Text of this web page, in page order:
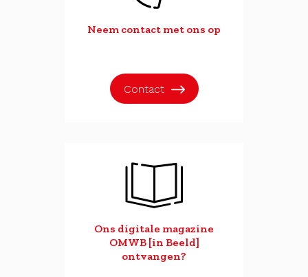
Neem contact met ons op
Contact
Ons digitale magazine
OMWB [in Beeld]
ontvangen?